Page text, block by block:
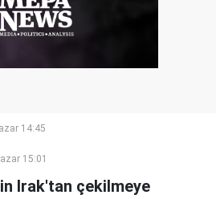
14:45
15:01
Irak'tan çekilmeye